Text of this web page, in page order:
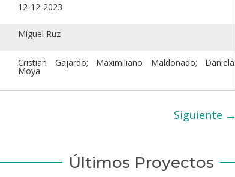
12-12-2023
Miguel Ruz
Cristian Gajardo; Maximiliano Maldonado; Daniela
Moya
Siguiente →
Últimos Proyectos